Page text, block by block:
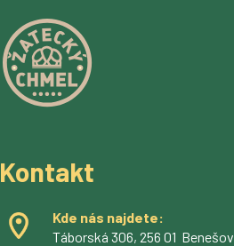
Kontakt
Kde nás najdete:
Táborská 306, 256 01 Benešov